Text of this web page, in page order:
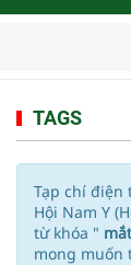
TAGS
Tạp chí điện
Hội Nam Y
từ khóa "
mong muốn